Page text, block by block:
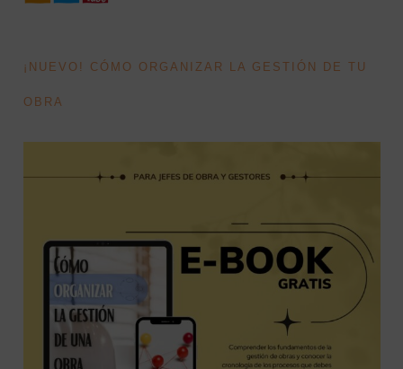
¡NUEVO! CÓMO ORGANIZAR LA GESTIÓN DE TU
OBRA